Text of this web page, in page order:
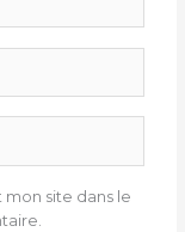
site dans le